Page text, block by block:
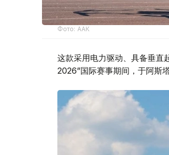
Фото: ААК
这款采用电力驱动、具备垂直
2026”国际赛事期间，于阿斯